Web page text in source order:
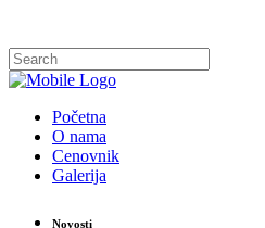
Početna
O nama
Cenovnik
Galerija
Novosti